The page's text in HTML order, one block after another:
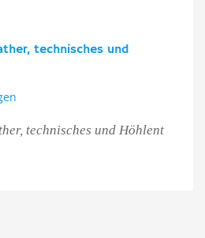
technisches und
technisches und Höhlent